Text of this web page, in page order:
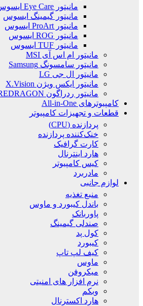
مانیتور Eye Care ایسوس
مانیتور گیمینگ ایسوس
مانیتور ProArt ایسوس
مانیتور ROG ایسوس
مانیتور TUF ایسوس
مانیتور ام اس آی MSI
مانیتور سامسونگ Samsung
مانیتور ال جی LG
مانیتور ایکس ویژن X.Vision
مانیتور ردراگون REDRAGON
کامپیوترهای All-in-One
قطعات و تجهیزات کامپیوتر
پردازنده (CPU)
خنک‌کننده پردازنده
کارت گرافیک
هارد اینترنال
کیس کامپیوتر
مادربرد
لوازم جانبی
منبع تغذیه
باندل کیبورد و ماوس
پاوربانک
صندلی گیمینگ
کول پد
کیبورد
کیف لپ تاپ
ماوس
میکروفن
نرم افزار های امنیتی
وبکم
هارد اکسترنال